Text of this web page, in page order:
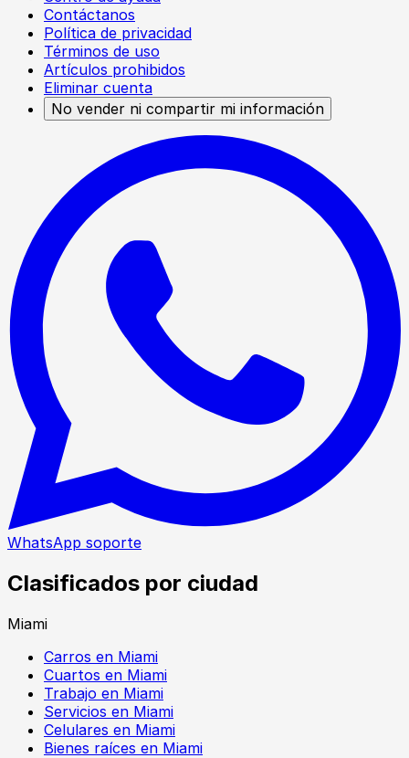
Contáctanos
Política de privacidad
Términos de uso
Artículos prohibidos
Eliminar cuenta
No vender ni compartir mi información
WhatsApp soporte
Clasificados por ciudad
Miami
Carros en Miami
Cuartos en Miami
Trabajo en Miami
Servicios en Miami
Celulares en Miami
Bienes raíces en Miami